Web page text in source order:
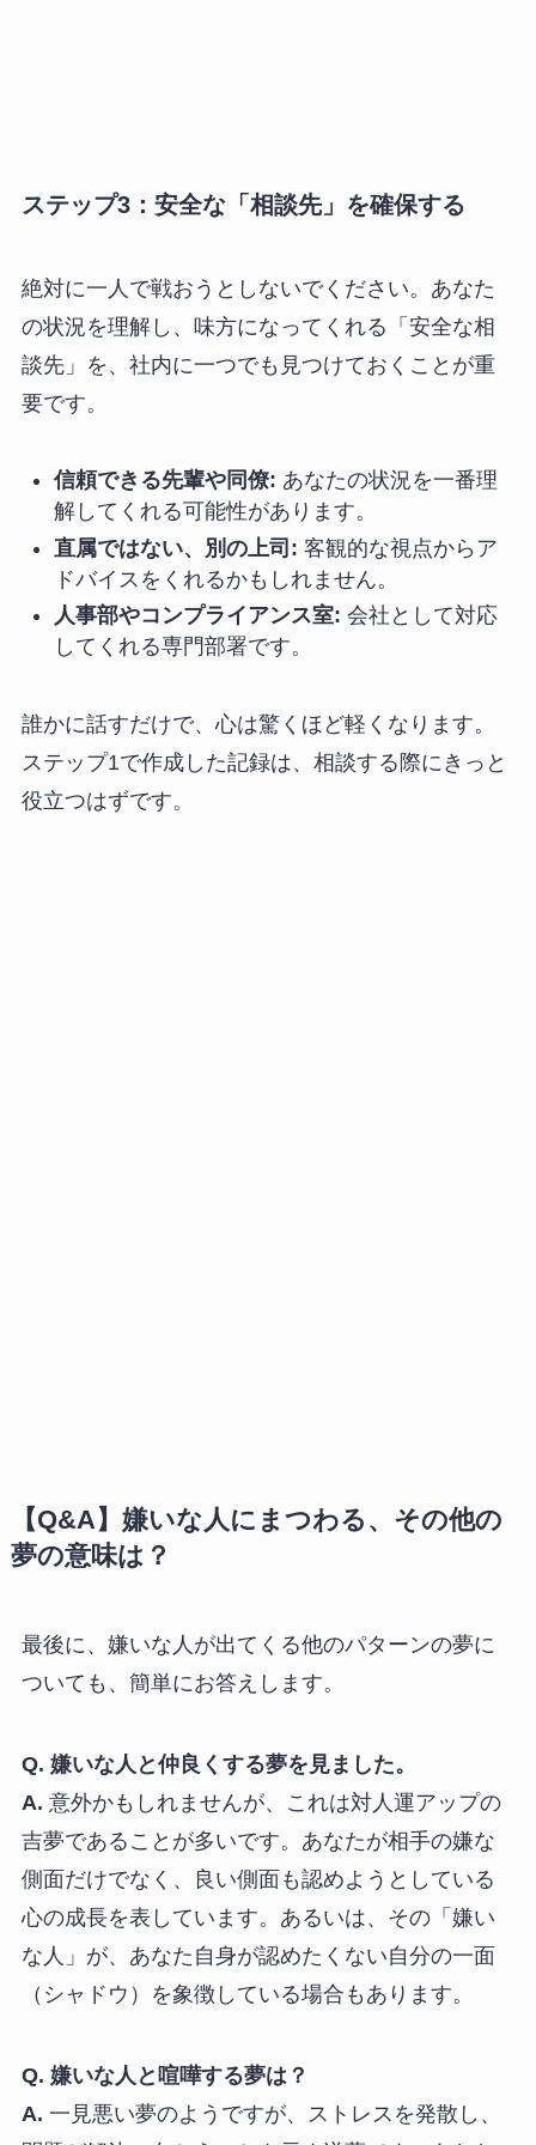
ステップ3：安全な「相談先」を確保する
絶対に一人で戦おうとしないでください。あなた
の状況を理解し、味方になってくれる「安全な相
談先」を、社内に一つでも見つけておくことが重
要です。
信頼できる先輩や同僚: あなたの状況を一番理
解してくれる可能性があります。
直属ではない、別の上司: 客観的な視点からア
ドバイスをくれるかもしれません。
人事部やコンプライアンス室: 会社として対応
してくれる専門部署です。
誰かに話すだけで、心は驚くほど軽くなります。
ステップ1で作成した記録は、相談する際にきっと
役立つはずです。
【Q&A】嫌いな人にまつわる、その他の
夢の意味は？
最後に、嫌いな人が出てくる他のパターンの夢に
ついても、簡単にお答えします。
Q. 嫌いな人と仲良くする夢を見ました。
A. 意外かもしれませんが、これは対人運アップの
吉夢であることが多いです。あなたが相手の嫌な
側面だけでなく、良い側面も認めようとしている
心の成長を表しています。あるいは、その「嫌い
な人」が、あなた自身が認めたくない自分の一面
（シャドウ）を象徴している場合もあります。
Q. 嫌いな人と喧嘩する夢は？
A. 一見悪い夢のようですが、ストレスを発散し、